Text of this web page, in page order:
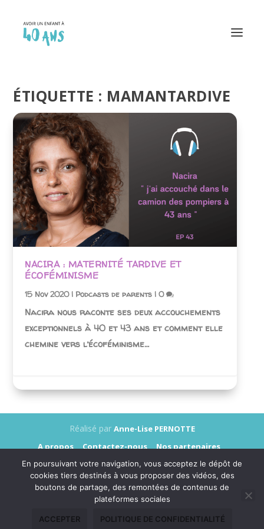
ÉTIQUETTE : MAMANTARDIVE
NACIRA : MATERNITÉ TARDIVE ET
ÉCOFÉMINISME
15 Nov 2020| Podcasts de parents |0
Nacira nous raconte ses deux accouchements
exceptionnels à 40 et 43 ans et comment elle
chemine vers l’écoféminisme…
Réalisé par Anne-Lise PERNOTTE
A propos
Contactez-nous
Nos partenaires
Annonceurs
Presse
Mentions légales
Données personnelles
En poursuivant votre navigation, vous acceptez le dépôt de
cookies tiers destinés à vous proposer des vidéos, des
boutons de partage, des remontées de contenus de
plateformes sociales
ACCEPTER POLITIQUE DE CONFIDENTIALITÉ